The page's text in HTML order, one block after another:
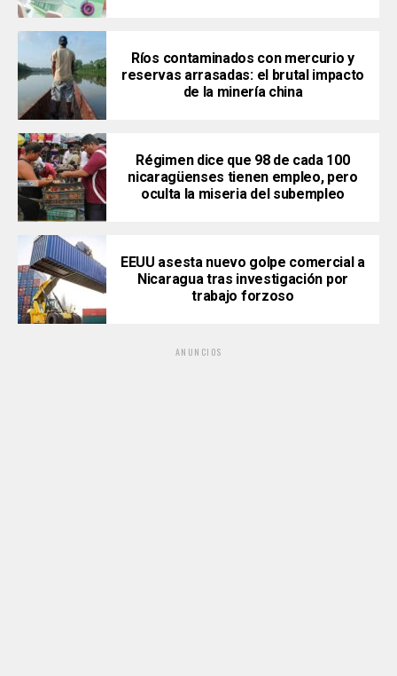
Ríos contaminados con mercurio y
reservas arrasadas: el brutal impacto
de la minería china
Régimen dice que 98 de cada 100
nicaragüenses tienen empleo, pero
oculta la miseria del subempleo
EEUU asesta nuevo golpe comercial a
Nicaragua tras investigación por
trabajo forzoso
ANUNCIOS